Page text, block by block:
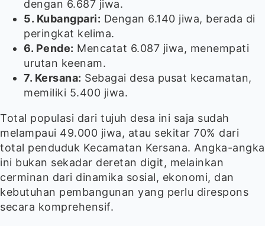
dengan 6.687 jiwa.
5. Kubangpari: Dengan 6.140 jiwa, berada di
peringkat kelima.
6. Pende: Mencatat 6.087 jiwa, menempati
urutan keenam.
7. Kersana: Sebagai desa pusat kecamatan,
memiliki 5.400 jiwa.
Total populasi dari tujuh desa ini saja sudah
melampaui 49.000 jiwa, atau sekitar 70% dari
total penduduk Kecamatan Kersana. Angka-angka
ini bukan sekadar deretan digit, melainkan
cerminan dari dinamika sosial, ekonomi, dan
kebutuhan pembangunan yang perlu direspons
secara komprehensif.